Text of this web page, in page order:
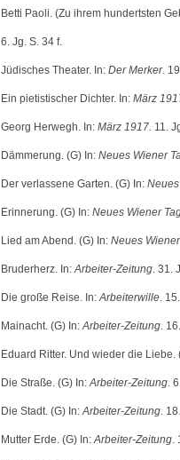
Betti Paoli. (Zu ihrem hundertsten
6. Jg. S. 34 f.
Jüdisches Theater. In: Der Merker.
Ein pietistischer Dichter. In: März
Georg Herwegh. In: März 1917. 11.
Dämmerung. (G) In: Neues Wiener
Der verlassene Garten. (G) In:
Erinnerung. (G) In: Neues Wiener
Lied am Abend. (G) In: Neues
Bruderherz. In:Arbeiter-Zeitung. 31.
Die große Reise. In:Arbeiterwille.
Mainacht. (G) In:Arbeiter-Zeitung.
Eduard Ritter. Und wieder die Liebe.
Die Straße. (G) In:Arbeiter-Zeitung.
Die Stadt. (G) In:Arbeiter-Zeitung.
Mutter Erde. (G) In:Arbeiter-Zeitung.